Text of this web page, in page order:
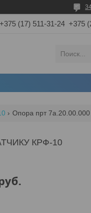
+375 (17) 511-31-24 +375
Опора прт 7а.20.00.000
КРФ-10